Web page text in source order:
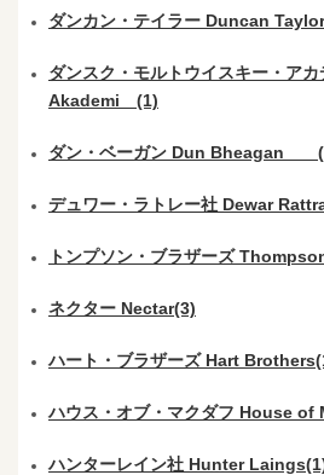
ダンカン・テイラー Duncan
ダンスク・モルトウイスキー・ア
Akademi (1)
ダン・ベーガン Dun Bheagan
デュワー・ラトレー社 Dewar
トンプソン・ブラザーズ
ネクター Nectar(3)
ハート・ブラザーズ Hart
ハウス・オブ・マクダフ House of
ハンターレイン社 Hunter